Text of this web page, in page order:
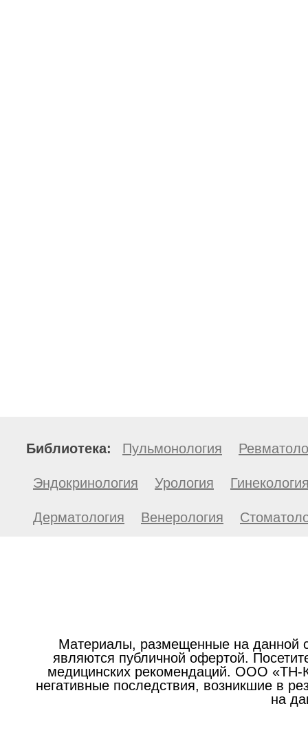
Библиотека: Пульмонология
Эндокринология Урология
Дерматология Венерология
Материалы, размещенные на данной
являются публичной офертой.
медицинских рекомендаций. ООО «ТН-
негативные последствия, возникшие в
на